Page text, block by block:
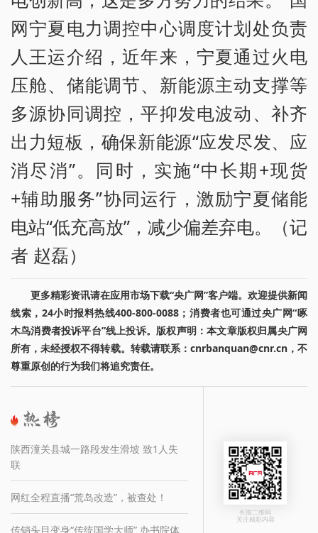
网宁夏电力调控中心调度计划处负责
人王运介绍，近年来，宁夏通过火电
压舱、储能调节、新能源主动支撑等
多源协同调控，平抑发电波动、补齐
出力短板，确保新能源“应发尽发、应
消尽消”。同时，实施“中长期+现货
+辅助服务”协同运行，激励宁夏储能
电站“低充高放”，减少偏差弃电。（记
者 赵磊）
更多精彩资讯请在应用市场下载“央广网”客户端。欢迎提供新闻
线索，24小时报料热线400-800-0088；消费者也可通过央广网“啄
木鸟消费者投诉平台”线上投诉。版权声明：本文章版权归属央广网
所有，未经授权不得转载。转载请联系：cnrbanquan@cnr.cn，不
尊重原创的行为我们将追究责任。
陕西潼关县城一路段发生滑坡 致1人失
联
网红全程直播“荒岛改造”，被查处！
传销头目变身“传统国学大师” 办书院体
长按二维码
关注精彩内容